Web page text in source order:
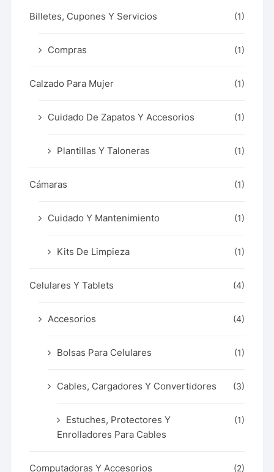
Billetes, Cupones Y Servicios (1)
Compras (1)
Calzado Para Mujer (1)
Cuidado De Zapatos Y Accesorios (1)
Plantillas Y Taloneras (1)
Cámaras (1)
Cuidado Y Mantenimiento (1)
Kits De Limpieza (1)
Celulares Y Tablets (4)
Accesorios (4)
Bolsas Para Celulares (1)
Cables, Cargadores Y Convertidores (3)
Estuches, Protectores Y
Enrolladores Para Cables
(1)
Computadoras Y Accesorios (2)